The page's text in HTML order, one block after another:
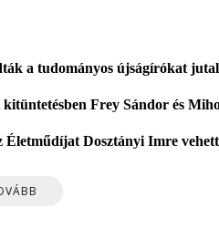
a tudományos újságírókat
Frey Sándor és
Életműdíjat Dosztányi Imre